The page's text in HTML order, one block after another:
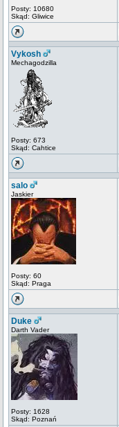
Posty: 10680
Skąd: Gliwice
Vykosh
Mechagodzilla
Posty: 673
Skąd: Cahtice
salo
Jaskier
Posty: 60
Skąd: Praga
Duke
Darth Vader
Posty: 1628
Skąd: Poznań